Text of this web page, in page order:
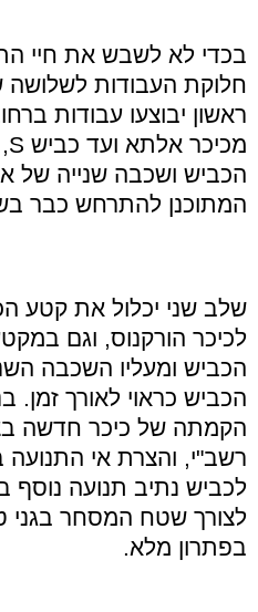
בכדי לא לשבש את חיי
חלוקת העבודות
ראשון יבוצעו עבודות
מכיכר אלתא ועד כביש S
הכביש ושכבה שנייה של
המתוכנן להתרחש כבר
שלב שני יכלול את קטע
לכיכר הורקנוס, וגם
הכביש ומעליו השכבה
הכביש כראוי לאורך זמן.
הקמתה של כיכר חדשה
רשב"י, והצרת אי התנועה
לכביש נתיב תנועה נוסף
לצורך שטח המסחר בגני
בפתרון מלא.